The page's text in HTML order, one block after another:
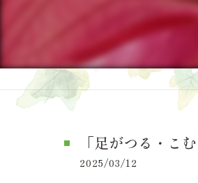
「足がつる・こ
2025/03/12